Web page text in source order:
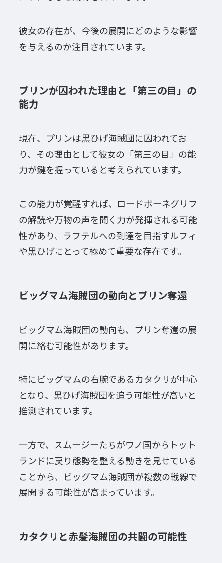
彼女の存在が、今後の展開にどのような影響
を与えるのか注目されています。
プリンが囚われた理由と「第三の目」の
能力
現在、プリンは黒ひげ海賊団に囚われてお
り、その理由として彼女の「第三の目」の能
力が鍵を握っていると考えられています。
この能力が覚醒すれば、ロードポーネグリフ
の解読や万物の声を聞く力が発揮される可能
性があり、ラフテルへの到達を目指すルフィ
や黒ひげにとって極めて重要な存在です。
ビッグマム海賊団の動向とプリン奪還
ビッグマム海賊団の動向も、プリン奪還の展
開に絡む可能性があります。
特にビッグマムの右腕であるカタクリが中心
となり、黒ひげ海賊団を追う可能性が高いと
推測されています。
一方で、スムージーたちがワノ国からトット
ランドに戻り態勢を整える動きを見せている
ことから、ビッグマム海賊団が複数の戦線で
展開する可能性が高まっています。
カタクリと赤髪海賊団の共闘の可能性